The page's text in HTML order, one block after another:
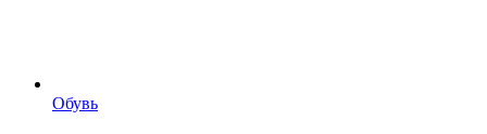
Обувь